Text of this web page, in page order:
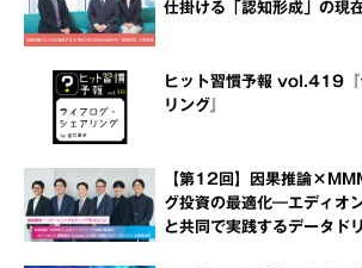
仕掛ける「認知形成」の現
ヒット習慣予報 vol.419『
リング』
【第12回】因果推論
グ投資の最適化―エディ
と共同で実践するデータド